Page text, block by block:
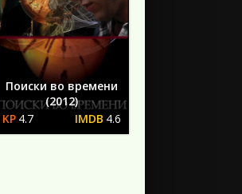
Поиски во времени
(2012)
4.7
4.6